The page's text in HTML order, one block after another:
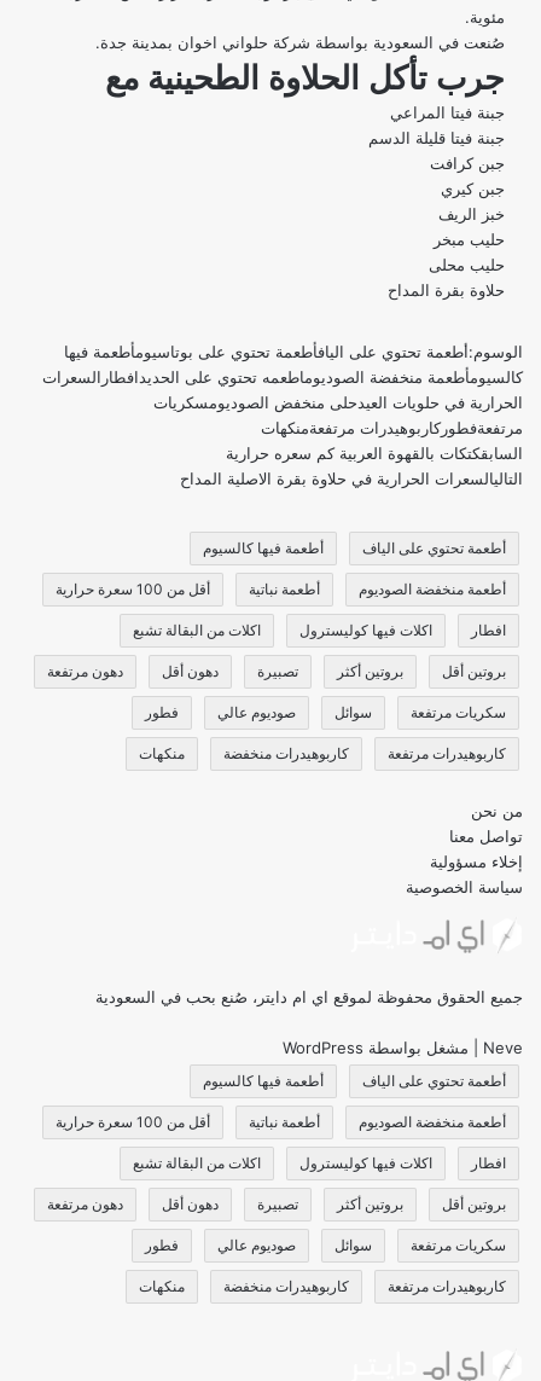
مئوية.
صُنعت في السعودية بواسطة شركة حلواني اخوان بمدينة جدة.
جرب تأكل الحلاوة الطحينية مع
جبنة فيتا المراعي
جبنة فيتا قليلة الدسم
جبن كرافت
جبن كيري
خبز الريف
حليب مبخر
حليب محلى
حلاوة بقرة المداح
الوسوم:أطعمة تحتوي على اليافأطعمة تحتوي على بوتاسيومأطعمة فيها
كالسيومأطعمة منخفضة الصوديوماطعمه تحتوي على الحديدافطار السعرات
الحرارية في حلويات العيدحلى منخفض الصوديومسكريات
مرتفعةفطوركاربوهيدرات مرتفعةمنكهات
السابقكتكات بالقهوة العربية كم سعره حرارية
التاليالسعرات الحرارية في حلاوة بقرة الاصلية المداح
أطعمة تحتوي على الياف أطعمة فيها كالسيوم
أطعمة منخفضة الصوديوم أطعمة نباتية أقل من 100 سعرة حرارية
افطار اكلات فيها كوليسترول اكلات من البقالة تشبع
بروتين أقل بروتين أكثر تصبيرة دهون أقل دهون مرتفعة
سكريات مرتفعة سوائل صوديوم عالي فطور
كاربوهيدرات مرتفعة كاربوهيدرات منخفضة منكهات
من نحن
تواصل معنا
إخلاء مسؤولية
سياسة الخصوصية
جميع الحقوق محفوظة لموقع اي ام دايتر، صُنع بحب في السعودية
Neve | مشغل بواسطة WordPress
أطعمة تحتوي على الياف أطعمة فيها كالسيوم
أطعمة منخفضة الصوديوم أطعمة نباتية أقل من 100 سعرة حرارية
افطار اكلات فيها كوليسترول اكلات من البقالة تشبع
بروتين أقل بروتين أكثر تصبيرة دهون أقل دهون مرتفعة
سكريات مرتفعة سوائل صوديوم عالي فطور
كاربوهيدرات مرتفعة كاربوهيدرات منخفضة منكهات